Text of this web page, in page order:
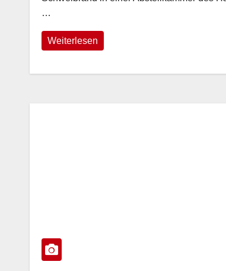
…
Weiterlesen